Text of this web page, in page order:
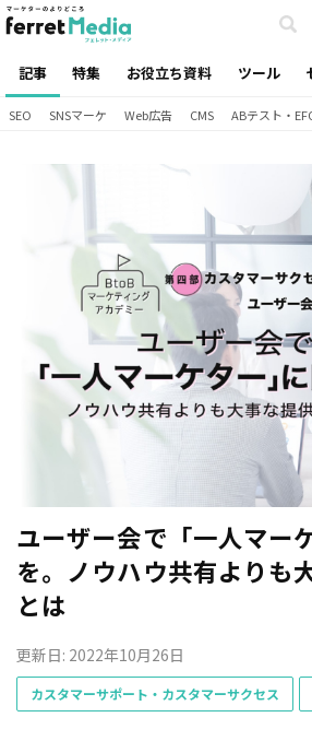
記事 特集 お役立ち資料 ツール
SEO SNSマーケ Web広告 CMS ABテスト・
ユーザー会で「一人マー
を。ノウハウ共有よりも
とは
更新日: 2022年10月26日
カスタマーサポート・カスタマーサクセス